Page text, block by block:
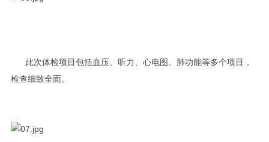
此次体检项目包括血压、听力、心电图、肺功能等多个项目，
检查细致全面。